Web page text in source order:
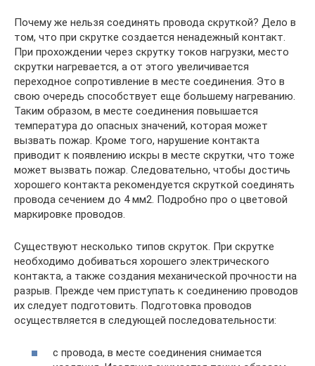
Почему же нельзя соединять провода скруткой? Дело в
том, что при скрутке создается ненадежный контакт.
При прохождении через скрутку токов нагрузки, место
скрутки нагревается, а от этого увеличивается
переходное сопротивление в месте соединения. Это в
свою очередь способствует еще большему нагреванию.
Таким образом, в месте соединения повышается
температура до опасных значений, которая может
вызвать пожар. Кроме того, нарушение контакта
приводит к появлению искры в месте скрутки, что тоже
может вызвать пожар. Следовательно, чтобы достичь
хорошего контакта рекомендуется скруткой соединять
провода сечением до 4 мм2. Подробно про о цветовой
маркировке проводов.
Существуют несколько типов скруток. При скрутке
необходимо добиваться хорошего электрического
контакта, а также создания механической прочности на
разрыв. Прежде чем приступать к соединению проводов
их следует подготовить. Подготовка проводов
осуществляется в следующей последовательности:
с провода, в месте соединения снимается